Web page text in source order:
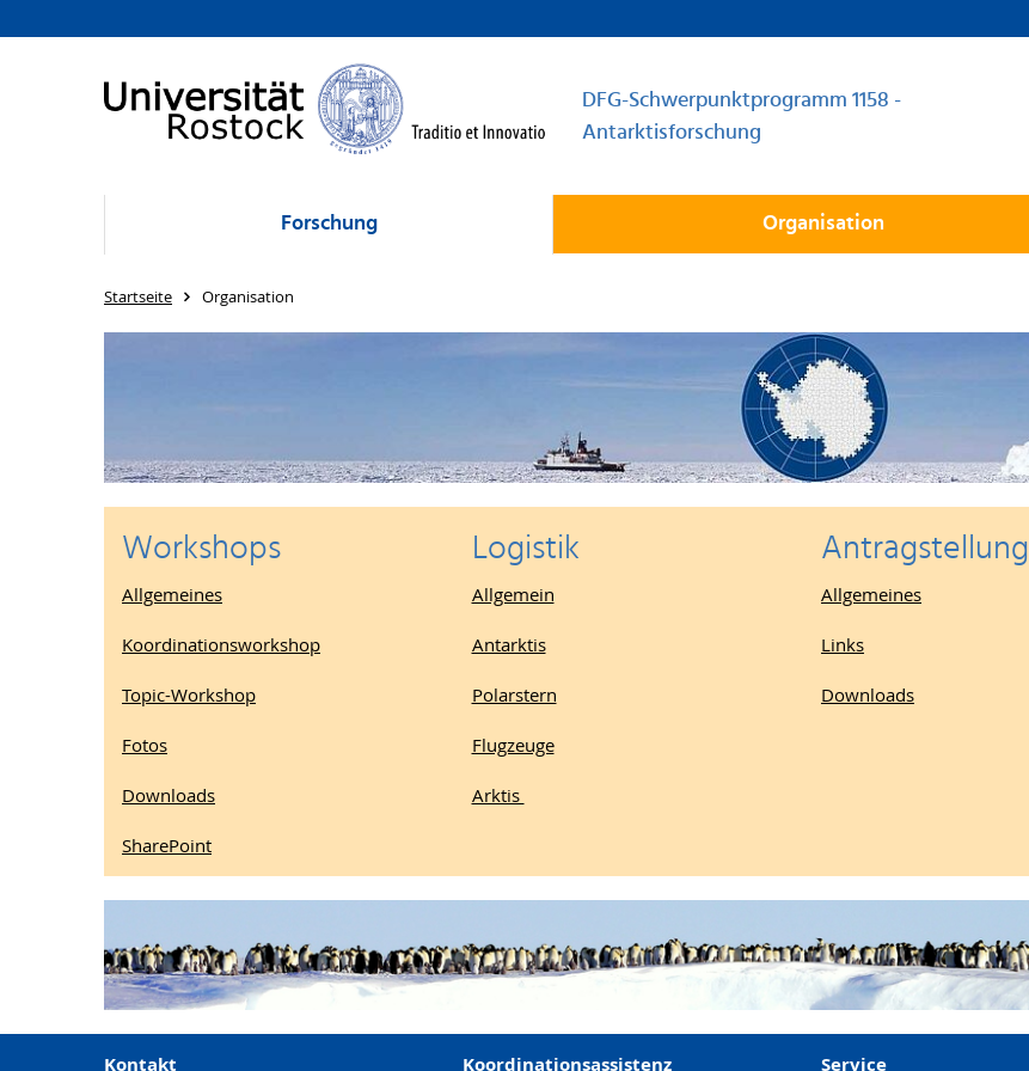
DFG-Schwerpunktprogramm 1158 -
Antarktisforschung
Forschung Organisation
Startseite Organisation
Workshops
Allgemeines
Koordinationsworkshop
Topic-Workshop
Fotos
Downloads
SharePoint
Logistik
Allgemein
Antarktis
Polarstern
Flugzeuge
Arktis
Antragstellung
Allgemeines
Links
Downloads
Kontakt Koordinationsassistenz Service